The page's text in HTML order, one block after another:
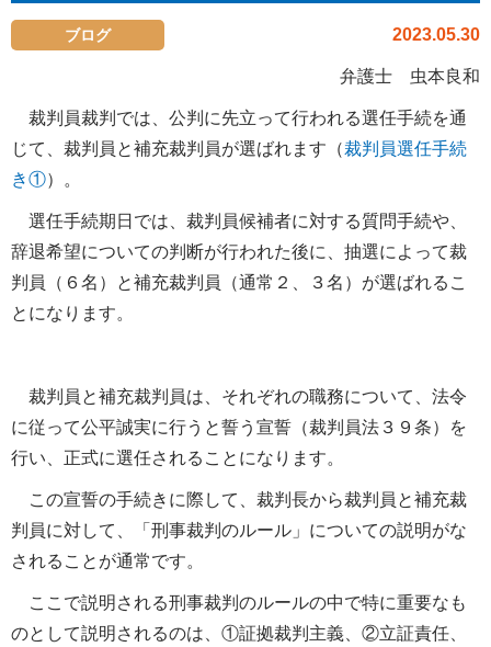
2023.05.30
ブログ
弁護士 虫本良和
裁判員裁判では、公判に先立って行われる選任手続を通
じて、裁判員と補充裁判員が選ばれます（裁判員選任手続
き①）。
選任手続期日では、裁判員候補者に対する質問手続や、
辞退希望についての判断が行われた後に、抽選によって裁
判員（６名）と補充裁判員（通常２、３名）が選ばれるこ
とになります。
裁判員と補充裁判員は、それぞれの職務について、法令
に従って公平誠実に行うと誓う宣誓（裁判員法３９条）を
行い、正式に選任されることになります。
この宣誓の手続きに際して、裁判長から裁判員と補充裁
判員に対して、「刑事裁判のルール」についての説明がな
されることが通常です。
ここで説明される刑事裁判のルールの中で特に重要なも
のとして説明されるのは、①証拠裁判主義、②立証責任、